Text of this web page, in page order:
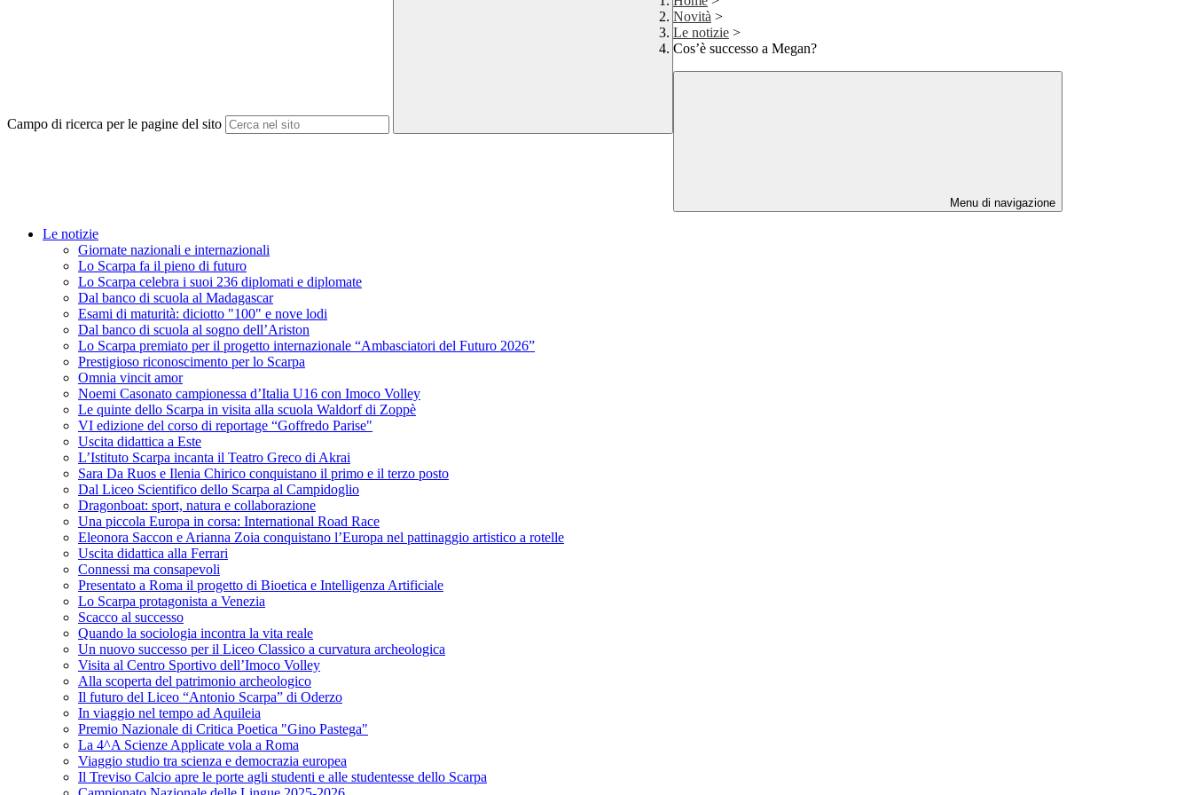
Campo di ricerca per le pagine del sito
Novità >
Le notizie >
Cos’è successo a Megan?
Menu di navigazione
Le notizie
Giornate nazionali e internazionali
Lo Scarpa fa il pieno di futuro
Lo Scarpa celebra i suoi 236 diplomati e diplomate
Dal banco di scuola al Madagascar
Esami di maturità: diciotto "100" e nove lodi
Dal banco di scuola al sogno dell’Ariston
Lo Scarpa premiato per il progetto internazionale “Ambasciatori del Futuro 2026”
Prestigioso riconoscimento per lo Scarpa
Omnia vincit amor
Noemi Casonato campionessa d’Italia U16 con Imoco Volley
Le quinte dello Scarpa in visita alla scuola Waldorf di Zoppè
VI edizione del corso di reportage “Goffredo Parise"
Uscita didattica a Este
L’Istituto Scarpa incanta il Teatro Greco di Akrai
Sara Da Ruos e Ilenia Chirico conquistano il primo e il terzo posto
Dal Liceo Scientifico dello Scarpa al Campidoglio
Dragonboat: sport, natura e collaborazione
Una piccola Europa in corsa: International Road Race
Eleonora Saccon e Arianna Zoia conquistano l’Europa nel pattinaggio artistico a rotelle
Uscita didattica alla Ferrari
Connessi ma consapevoli
Presentato a Roma il progetto di Bioetica e Intelligenza Artificiale
Lo Scarpa protagonista a Venezia
Scacco al successo
Quando la sociologia incontra la vita reale
Un nuovo successo per il Liceo Classico a curvatura archeologica
Visita al Centro Sportivo dell’Imoco Volley
Alla scoperta del patrimonio archeologico
Il futuro del Liceo “Antonio Scarpa” di Oderzo
In viaggio nel tempo ad Aquileia
Premio Nazionale di Critica Poetica "Gino Pastega"
La 4^A Scienze Applicate vola a Roma
Viaggio studio tra scienza e democrazia europea
Il Treviso Calcio apre le porte agli studenti e alle studentesse dello Scarpa